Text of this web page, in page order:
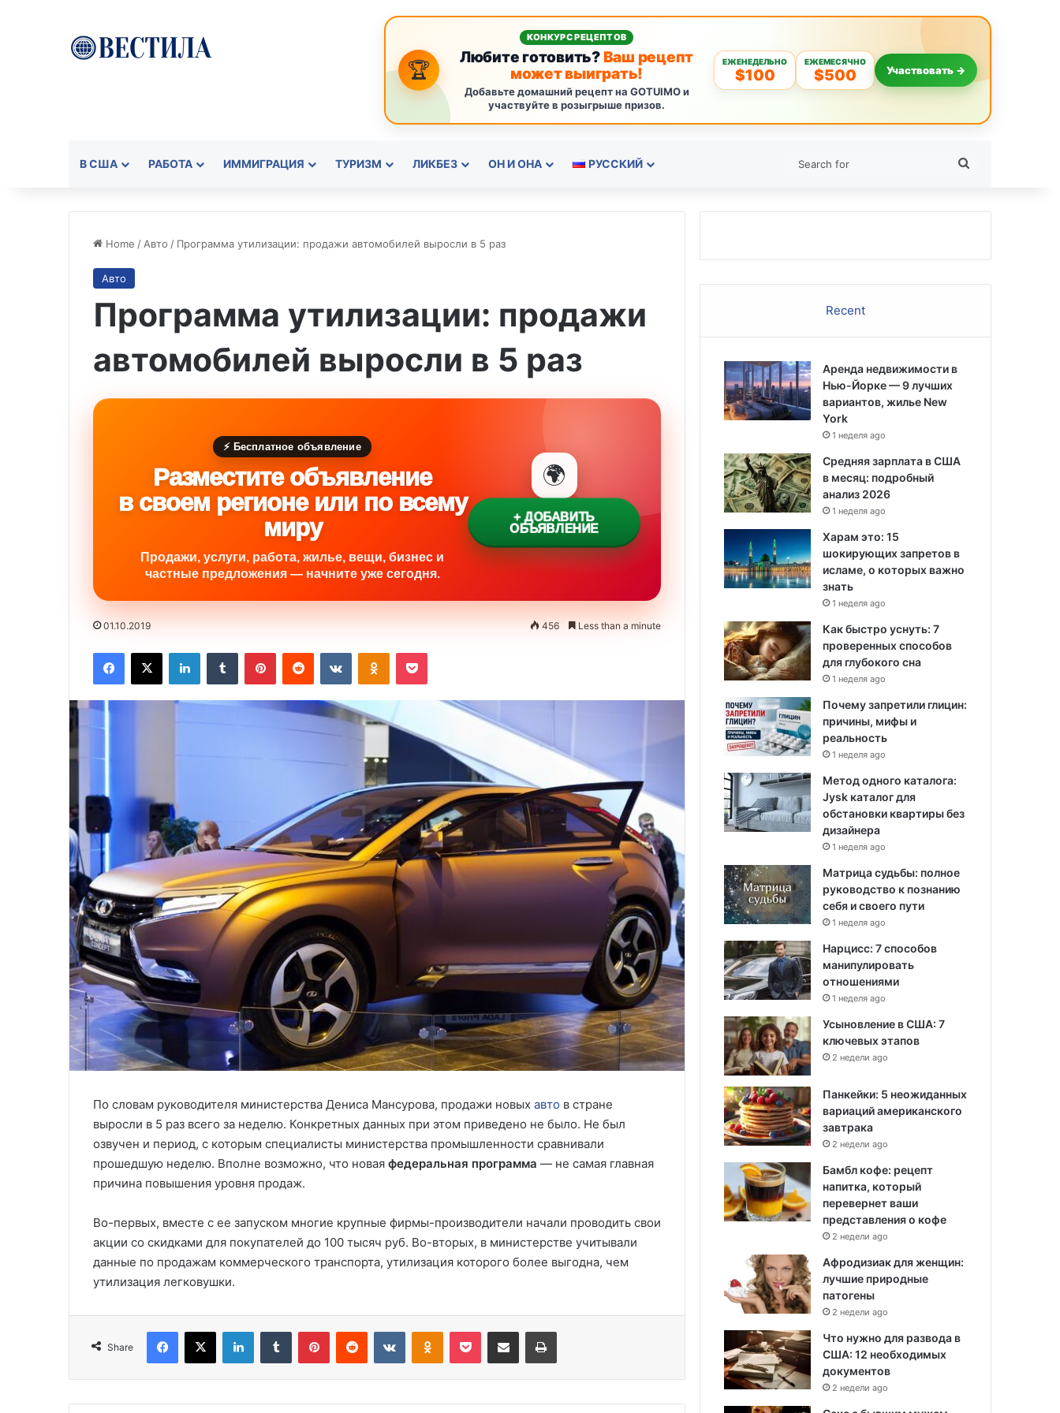
🏆
КОНКУРС РЕЦЕПТОВ
Любите готовить?Ваш рецепт
может выиграть!
Добавьте домашний рецепт на GOTUIMO и
участвуйте в розыгрыше призов.
ЕЖЕНЕДЕЛЬНО
$100
ЕЖЕМЕСЯЧНО
$500 Участвовать →
В США РАБОТА ИММИГРАЦИЯ ТУРИЗМ ЛИКБЕЗ ОН И ОНА РУССКИЙ
Home / Авто / Программа утилизации: продажи автомобилей выросли в 5 раз
Авто
Программа утилизации: продажи
автомобилей выросли в 5 раз
⚡ Бесплатное объявление
Разместите объявление
в своем регионе или по всему
миру
Продажи, услуги, работа, жилье, вещи, бизнес и
частные предложения — начните уже сегодня.
🌍
+ ДОБАВИТЬ
ОБЪЯВЛЕНИЕ
01.10.2019 456 Less than a minute
По словам руководителя министерства Дениса Мансурова, продажи новых авто в стране
выросли в 5 раз всего за неделю. Конкретных данных при этом приведено не было. Не был
озвучен и период, с которым специалисты министерства промышленности сравнивали
прошедшую неделю. Вполне возможно, что новая федеральная программа — не самая главная
причина повышения уровня продаж.
Во-первых, вместе с ее запуском многие крупные фирмы-производители начали проводить свои
акции со скидками для покупателей до 100 тысяч руб. Во-вторых, в министерстве учитывали
данные по продажам коммерческого транспорта, утилизация которого более выгодна, чем
утилизация легковушки.
Share
Три четверти американцев боятся
полностью автономных
транспортных средств
Украине
и не переплатить за хайп
Recent
Аренда недвижимости в
Нью-Йорке — 9 лучших
вариантов, жилье New
York
1 неделя ago
Средняя зарплата в США
в месяц: подробный
анализ 2026
1 неделя ago
Харам это: 15
шокирующих запретов в
исламе, о которых важно
знать
1 неделя ago
Как быстро уснуть: 7
проверенных способов
для глубокого сна
1 неделя ago
Почему запретили глицин:
причины, мифы и
реальность
1 неделя ago
Метод одного каталога:
Jysk каталог для
обстановки квартиры без
дизайнера
1 неделя ago
Матрица судьбы: полное
руководство к познанию
себя и своего пути
1 неделя ago
Нарцисс: 7 способов
манипулировать
отношениями
1 неделя ago
Усыновление в США: 7
ключевых этапов
2 недели ago
Панкейки: 5 неожиданных
вариаций американского
завтрака
2 недели ago
Бамбл кофе: рецепт
напитка, который
перевернет ваши
представления о кофе
2 недели ago
Афродизиак для женщин:
лучшие природные
патогены
2 недели ago
Что нужно для развода в
США: 12 необходимых
документов
2 недели ago